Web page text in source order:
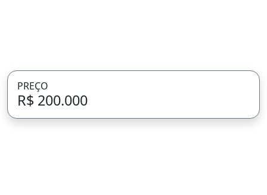
PREÇO
R$ 200.000